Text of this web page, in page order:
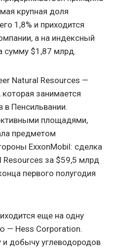
крупная доля
1,8% и приходится
а на индексный
сумму $1,87 млрд.
Natural Resources —
занимается
в Пенсильвании.
площадями,
предметом
ExxonMobil: сделка
Resources за $59,5 млрд
первого полугодия
еще на одну
— Hess Corporation.
и добычу углеводородов